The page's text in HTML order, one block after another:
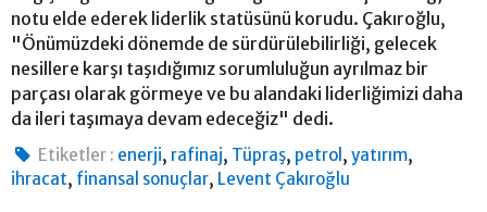
notu elde ederek liderlik statüsünü korudu. Çakıroğlu,
"Önümüzdeki dönemde de sürdürülebilirliği, gelecek
nesillere karşı taşıdığımız sorumluluğun ayrılmaz bir
parçası olarak görmeye ve bu alandaki liderliğimizi daha
da ileri taşımaya devam edeceğiz" dedi.
Etiketler : enerji, rafinaj, Tüpraş, petrol ,yatırım,
ihracat, finansal sonuçlar, Levent Çakıroğlu